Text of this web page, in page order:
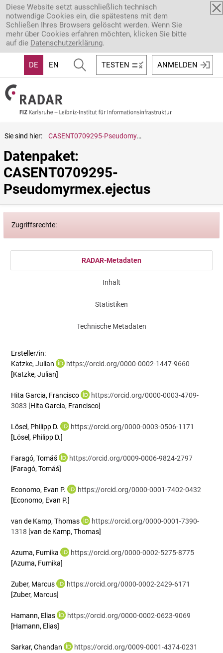
Direkt zum Inhalt
Diese Website setzt ausschließlich technisch
notwendige Cookies ein, die spätestens mit dem
Schließen Ihres Browsers gelöscht werden. Wenn Sie
mehr über Cookies erfahren möchten, klicken Sie bitte
auf die Datenschutzerklärung.
DE EN TESTEN ANMELDEN
Sie sind hier: CASENT0709295-Pseudomyrmex.ejectus
Datenpaket:
CASENT0709295-
Pseudomyrmex.ejectus
Zugriffsrechte:
RADAR-Metadaten
Inhalt
Statistiken
Technische Metadaten
Ersteller/in:
Katzke, Julian
https://orcid.org/0000-0002-1447-9660
[Katzke, Julian]
Hita Garcia, Francisco
https://orcid.org/0000-0003-4709-
3083 [Hita Garcia, Francisco]
Lösel, Philipp D.
https://orcid.org/0000-0003-0506-1171
[Lösel, Philipp D.]
Faragó, Tomáš
https://orcid.org/0009-0006-9824-2797
[Faragó, Tomáš]
Economo, Evan P.
https://orcid.org/0000-0001-7402-0432
[Economo, Evan P.]
van de Kamp, Thomas
https://orcid.org/0000-0001-7390-
1318 [van de Kamp, Thomas]
Azuma, Fumika
https://orcid.org/0000-0002-5275-8775
[Azuma, Fumika]
Zuber, Marcus
https://orcid.org/0000-0002-2429-6171
[Zuber, Marcus]
Hamann, Elias
https://orcid.org/0000-0002-0623-9069
[Hamann, Elias]
Sarkar, Chandan
https://orcid.org/0009-0001-4374-0231